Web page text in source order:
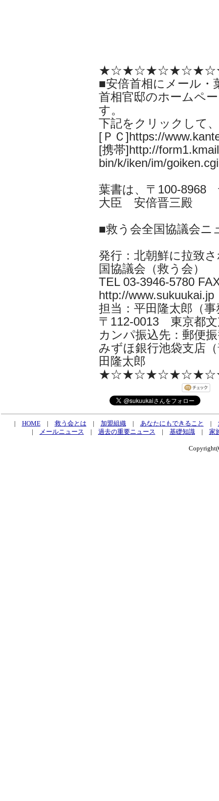
■安倍首相にメール・
首相官邸のホームペ
す。
下記をクリックして
[ＰＣ]https://
[携帯]http://
bin/k/iken/im/goiken.cgi
葉書は、〒100-8968
大臣 安倍晋三殿
■救う会全国協議会ニ
発行：北朝鮮に拉致
国協議会（救う会）
TEL 03-3946-5780
http://www.sukuukai.jp
担当：平田隆太郎（
〒112-0013 東京都文
カンパ振込先：郵便
みずほ銀行池袋支店
田隆太郎
| HOME| 救う会とは | 加盟組織| あなたにもできること |
|
メールニュース | 過去の重要ニュース | 基礎知識| 家